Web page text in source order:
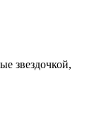
звездочкой,